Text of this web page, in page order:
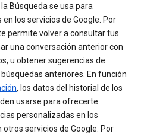
Búsqueda se usa para
los servicios de Google. Por
permite volver a consultar tus
una conversación anterior con
u obtener sugerencias de
anteriores. En función
, los datos del historial de los
usarse para ofrecerte
personalizadas en los
servicios de Google. Por